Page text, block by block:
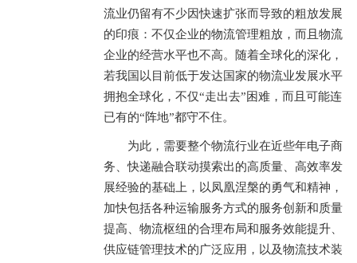
流业仍留有不少因快速扩张而导致的粗放发展
的印痕：不仅企业的物流管理粗放，而且物流
企业的经营水平也不高。随着全球化的深化，
若我国以目前低于发达国家的物流业发展水平
拥抱全球化，不仅“走出去”困难，而且可能连
已有的“阵地”都守不住。
为此，需要整个物流行业在近些年电子商
务、快递融合联动摸索出的高质量、高效率发
展经验的基础上，以凤凰涅槃的勇气和精神，
加快包括各种运输服务方式的服务创新和质量
提高、物流枢纽的合理布局和服务效能提升、
供应链管理技术的广泛应用，以及物流技术装